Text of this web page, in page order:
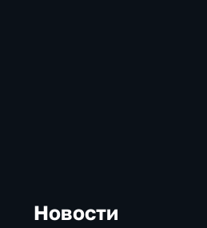
Новости